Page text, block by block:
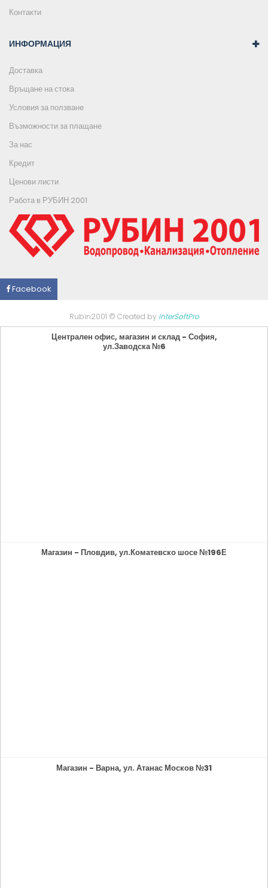
Контакти
ИНФОРМАЦИЯ
Доставка
Връщане на стока
Условия за ползване
Възможности за плащане
За нас
Кредит
Ценови листи
Работа в РУБИН 2001
Facebook
Rubin2001 © Created by InterSoftPro
Централен офис, магазин и склад - София,
ул.Заводска №6
Магазин - Пловдив, ул.Коматевско шосе №196Е
Магазин - Варна, ул. Атанас Москов №31